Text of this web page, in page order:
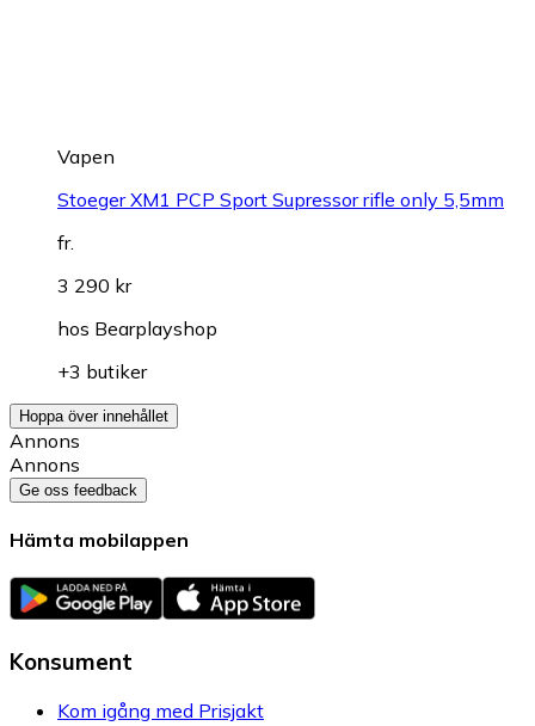
Vapen
Stoeger XM1 PCP Sport Supressor rifle only 5,5mm
fr.
3 290 kr
hos Bearplayshop
+3 butiker
Hoppa över innehållet
Annons
Annons
Ge oss feedback
Hämta mobilappen
Konsument
Kom igång med Prisjakt